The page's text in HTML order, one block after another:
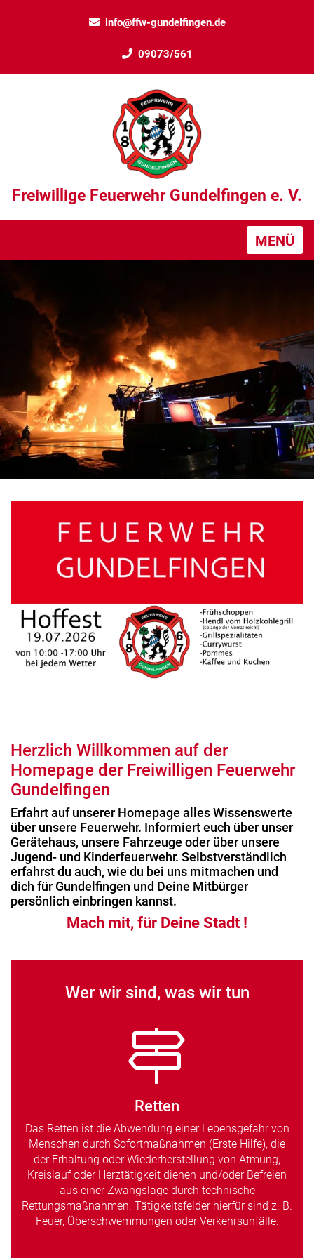
info@ffw-gundelfingen.de
09073/561
Freiwillige Feuerwehr Gundelfingen e. V.
MENÜ
Herzlich Willkommen auf der
Homepage der Freiwilligen Feuerwehr
Gundelfingen
Erfahrt auf unserer Homepage alles Wissenswerte
über unsere Feuerwehr. Informiert euch über unser
Gerätehaus, unsere Fahrzeuge oder über unsere
Jugend- und Kinderfeuerwehr. Selbstverständlich
erfahrst du auch, wie du bei uns mitmachen und
dich für Gundelfingen und Deine Mitbürger
persönlich einbringen kannst.
Mach mit, für Deine Stadt !
Wer wir sind, was wir tun
Retten
Das Retten ist die Abwendung einer Lebensgefahr von
Menschen durch Sofortmaßnahmen (Erste Hilfe), die
der Erhaltung oder Wiederherstellung von Atmung,
Kreislauf oder Herztätigkeit dienen und/oder Befreien
aus einer Zwangslage durch technische
Rettungsmaßnahmen. Tätigkeitsfelder hierfür sind z. B.
Feuer, Überschwemmungen oder Verkehrsunfälle.